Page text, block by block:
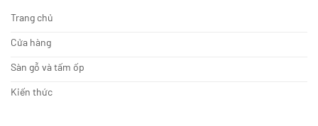
Trang chủ
Cửa hàng
Sàn gỗ và tấm ốp
Kiến thức